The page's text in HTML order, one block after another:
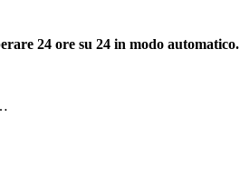
24 ore su 24 in modo automatico.